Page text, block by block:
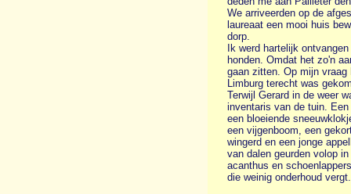
We arriveerden op de
laureaat een mooi huis
dorp.
Ik werd hartelijk
honden. Omdat het zo'n
gaan zitten. Op mijn
Limburg terecht was
Terwijl Gerard in de weer
inventaris van de tuin.
een bloeiende
een vijgenboom, een
wingerd en een jonge
van dalen geurden volop
acanthus en
die weinig onderhoud vergt.